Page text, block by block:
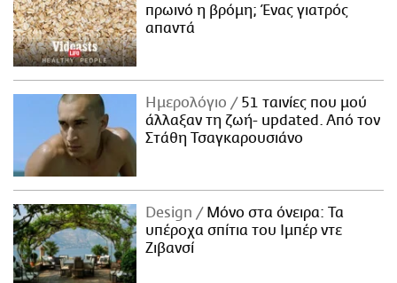
πρωινό η βρόμη; Ένας γιατρός
απαντά
Ημερολόγιο
51 ταινίες που μού
άλλαξαν τη ζωή- updated. Aπό τον
Στάθη Τσαγκαρουσιάνο
Design
Μόνο στα όνειρα: Τα
υπέροχα σπίτια του Ιμπέρ ντε
Ζιβανσί